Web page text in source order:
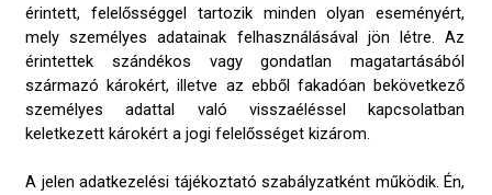
érintett, felelősséggel tartozik minden olyan eseményért,
mely személyes adatainak felhasználásával jön létre. Az
érintettek szándékos vagy gondatlan magatartásából
származó károkért, illetve az ebből fakadóan bekövetkező
személyes adattal való visszaéléssel kapcsolatban
keletkezett károkért a jogi felelősséget kizárom.
A jelen adatkezelési tájékoztató szabályzatként működik. Én,